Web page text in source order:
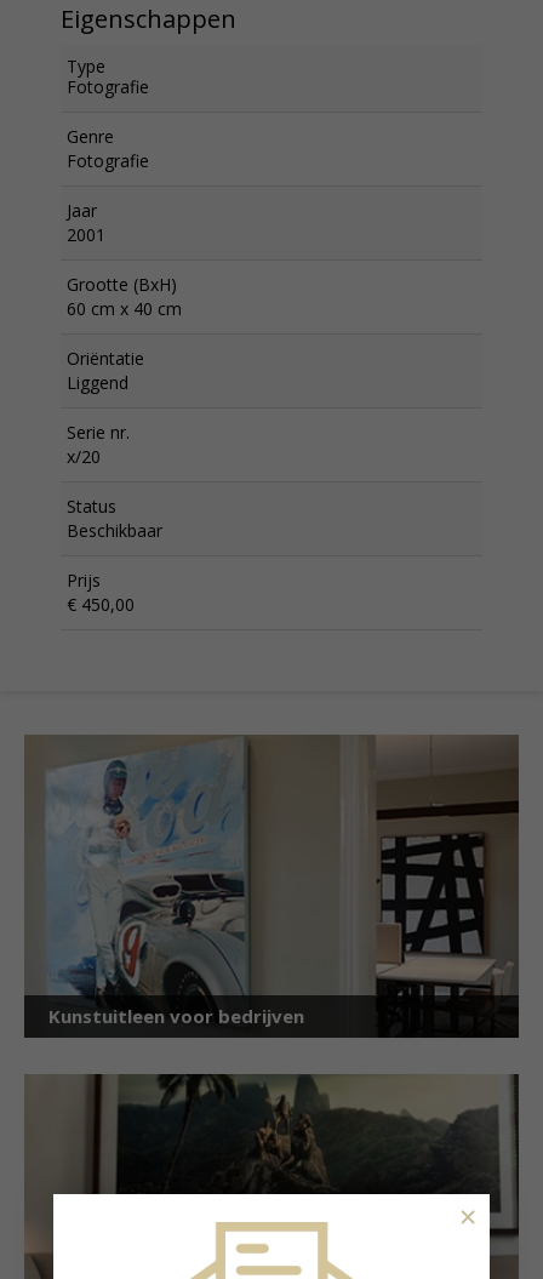
Eigenschappen
Type
Fotografie
Genre
Fotografie
Jaar
2001
Grootte (BxH)
60 cm x 40 cm
Oriëntatie
Liggend
Serie nr.
x/20
Status
Beschikbaar
Prijs
€ 450,00
Kunstuitleen voor bedrijven
×